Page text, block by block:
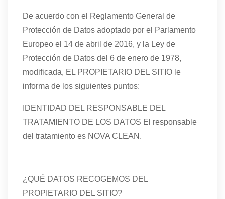
De acuerdo con el Reglamento General de
Protección de Datos adoptado por el Parlamento
Europeo el 14 de abril de 2016, y la Ley de
Protección de Datos del 6 de enero de 1978,
modificada, EL PROPIETARIO DEL SITIO le
informa de los siguientes puntos:
IDENTIDAD DEL RESPONSABLE DEL
TRATAMIENTO DE LOS DATOS El responsable
del tratamiento es NOVA CLEAN.
¿QUÉ DATOS RECOGEMOS DEL
PROPIETARIO DEL SITIO?